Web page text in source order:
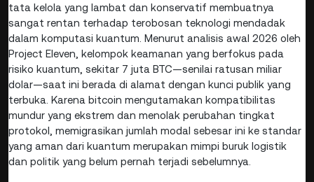
tata kelola yang lambat dan konservatif membuatnya
sangat rentan terhadap terobosan teknologi mendadak
dalam komputasi kuantum. Menurut analisis awal 2026 oleh
Project Eleven, kelompok keamanan yang berfokus pada
risiko kuantum, sekitar 7 juta BTC—senilai ratusan miliar
dolar—saat ini berada di alamat dengan kunci publik yang
terbuka. Karena bitcoin mengutamakan kompatibilitas
mundur yang ekstrem dan menolak perubahan tingkat
protokol, memigrasikan jumlah modal sebesar ini ke standar
yang aman dari kuantum merupakan mimpi buruk logistik
dan politik yang belum pernah terjadi sebelumnya.